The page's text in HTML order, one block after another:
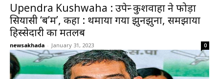
Upendra Kushwaha : उपेन्द्र कुशवाहा ने फोड़ा
सियासी ‘ब’म’, कहा : थमाया गया झुनझुना, समझाया
हिस्सेदारी का मतलब
newsakhada - January 31, 2023 0